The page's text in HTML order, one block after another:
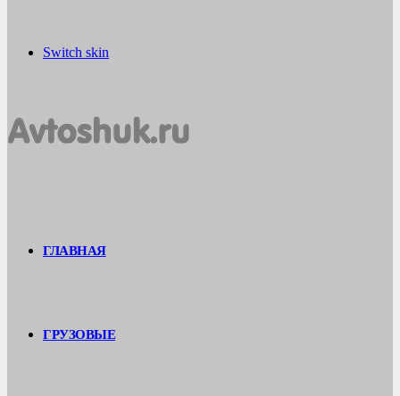
Switch skin
ГЛАВНАЯ
ГРУЗОВЫЕ